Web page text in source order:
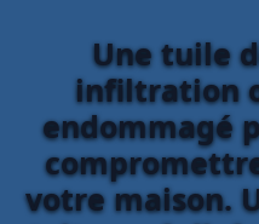
Une tuile
infiltration
endommagé
votre maison.